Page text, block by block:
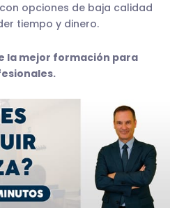
opciones de baja calidad
tiempo y dinero.
la mejor formación para